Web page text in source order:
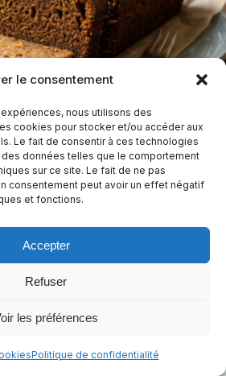
le consentement
nous utilisons des
cookies pour stocker et/ou accéder aux
Le fait de consentir à ces technologies
données telles que le comportement
sur ce site. Le fait de ne pas
consentement peut avoir un effet négatif
et fonctions.
Accepter
Refuser
les préférences
Politique de confidentialité
sans gluten, sans
céleri Sans crustacés